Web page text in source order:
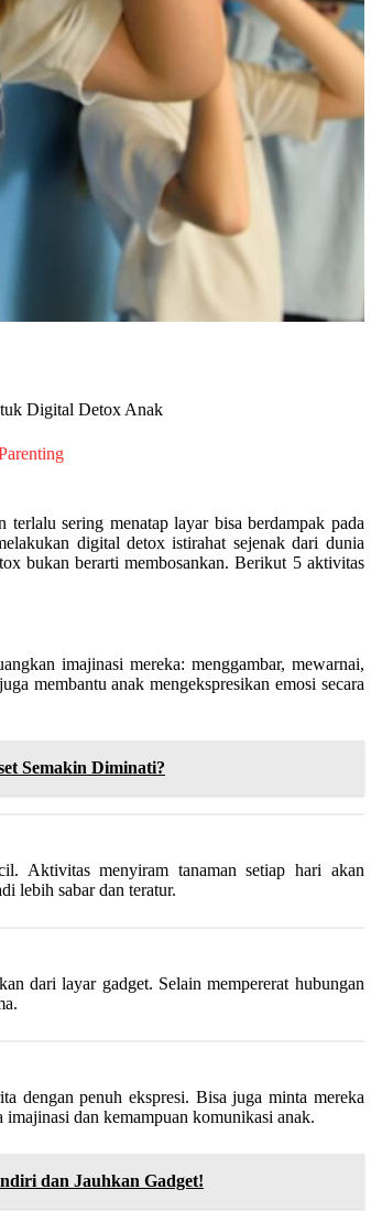
Digital Detox Anak
sering menatap layar bisa berdampak pada
digital detox istirahat sejenak dari dunia
bukan berarti membosankan. Berikut 5 aktivitas
imajinasi mereka: menggambar, mewarnai,
membantu anak mengekspresikan emosi secara
Semakin Diminati?
Aktivitas menyiram tanaman setiap hari akan
lebih sabar dan teratur.
dari layar gadget. Selain mempererat hubungan
dengan penuh ekspresi. Bisa juga minta mereka
dan kemampuan komunikasi anak.
dan Jauhkan Gadget!